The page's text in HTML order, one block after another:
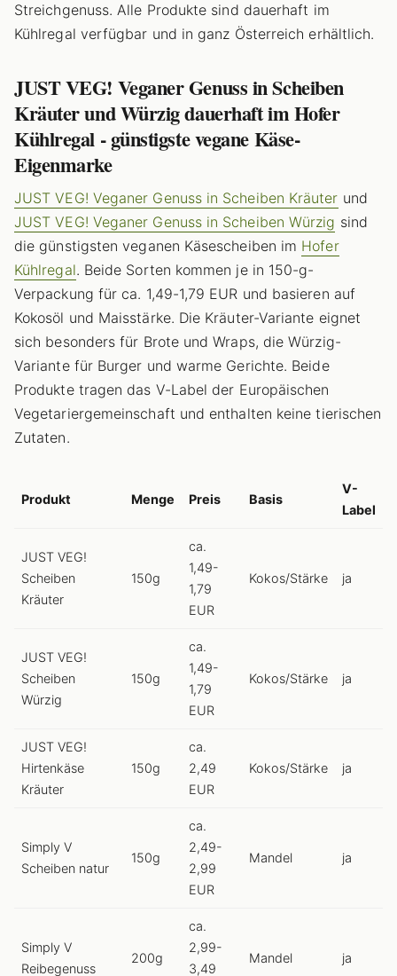
Streichgenuss. Alle Produkte sind dauerhaft im
Kühlregal verfügbar und in ganz Österreich erhältlich.
JUST VEG! Veganer Genuss in Scheiben
Kräuter und Würzig dauerhaft im Hofer
Kühlregal - günstigste vegane Käse-
Eigenmarke
JUST VEG! Veganer Genuss in Scheiben Kräuter und
JUST VEG! Veganer Genuss in Scheiben Würzig sind
die günstigsten veganen Käsescheiben im Hofer
Kühlregal. Beide Sorten kommen je in 150-g-
Verpackung für ca. 1,49-1,79 EUR und basieren auf
Kokosöl und Maisstärke. Die Kräuter-Variante eignet
sich besonders für Brote und Wraps, die Würzig-
Variante für Burger und warme Gerichte. Beide
Produkte tragen das V-Label der Europäischen
Vegetariergemeinschaft und enthalten keine tierischen
Zutaten.
Produkt Menge Preis Basis
V-
Label
JUST VEG!
Scheiben
Kräuter
150g
ca.
1,49-
1,79
EUR
Kokos/Stärke ja
JUST VEG!
Scheiben
Würzig
150g
ca.
1,49-
1,79
EUR
Kokos/Stärke ja
JUST VEG!
Hirtenkäse
Kräuter
150g
ca.
2,49
EUR
Kokos/Stärke ja
Simply V
Scheiben natur
150g
ca.
2,49-
2,99
EUR
Mandel ja
Simply V
Reibegenuss
200g
ca.
2,99-
3,49
Mandel ja